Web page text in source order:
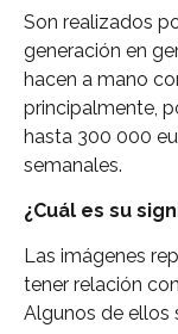
Son realizados
generación en
hacen a mano
principalmente,
hasta 300 000
semanales.
¿Cuál es su
Las imágenes
tener relación
Algunos de ellos